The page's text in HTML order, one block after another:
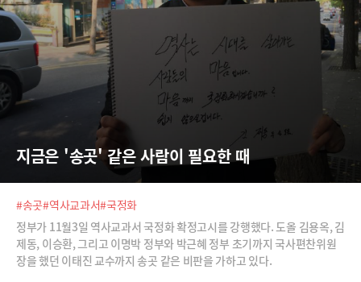
지금은 '송곳' 같은 사람이 필요한 때
#송곳#역사교과서#국정화
정부가 11월3일 역사교과서 국정화 확정고시를 강행했다. 도올 김용옥, 김
제동, 이승환, 그리고 이명박 정부와 박근혜 정부 초기까지 국사편찬위원
장을 했던 이태진 교수까지 송곳 같은 비판을 가하고 있다.